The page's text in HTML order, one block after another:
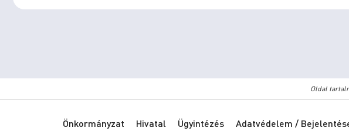
Oldal
Önkormányzat Hivatal Ügyintézés Adatvédelem /